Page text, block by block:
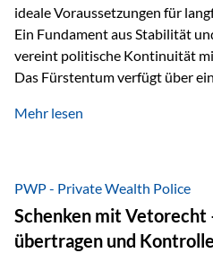
ideale Voraussetzungen für
Ein Fundament aus Stabilität
vereint politische Kontinuität
Das Fürstentum verfügt über
monarchischen Elementen
und Unternehmen. Ein
Staatsfinanzierung:
Staatsschulden auf, und der
Interessen der Bevölkerung ist
Mehr lesen
PWP - Private Wealth Police
Schenken mit Vetorecht
übertragen und